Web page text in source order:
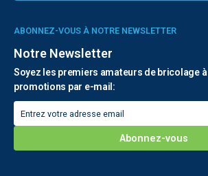
ABONNEZ-VOUS À NOTRE NEWSLETTER
Notre Newsletter
Soyez les premiers amateurs de bricolage
promotions par e-mail: